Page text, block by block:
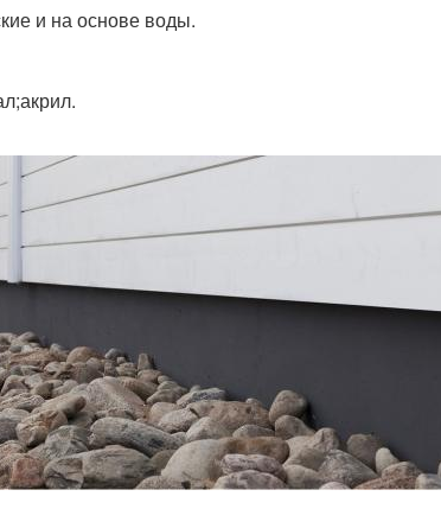
и на основе воды.